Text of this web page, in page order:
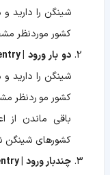
شینگن را دارید و
کشور موردنظر
دو بار ورود | Double-entry:
شینگن را دارید و
کشور موردنظر
باقی ماندن از
کشورهای شینگن
چندبار ورود | Multiple-entry: